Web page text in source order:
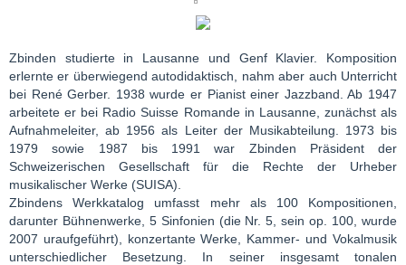
Zbinden studierte in Lausanne und Genf Klavier. Komposition
erlernte er überwiegend autodidaktisch, nahm aber auch Unterricht
bei René Gerber. 1938 wurde er Pianist einer Jazzband. Ab 1947
arbeitete er bei Radio Suisse Romande in Lausanne, zunächst als
Aufnahmeleiter, ab 1956 als Leiter der Musikabteilung. 1973 bis
1979 sowie 1987 bis 1991 war Zbinden Präsident der
Schweizerischen Gesellschaft für die Rechte der Urheber
musikalischer Werke (SUISA).
Zbindens Werkkatalog umfasst mehr als 100 Kompositionen,
darunter Bühnenwerke, 5 Sinfonien (die Nr. 5, sein op. 100, wurde
2007 uraufgeführt), konzertante Werke, Kammer- und Vokalmusik
unterschiedlicher Besetzung. In seiner insgesamt tonalen